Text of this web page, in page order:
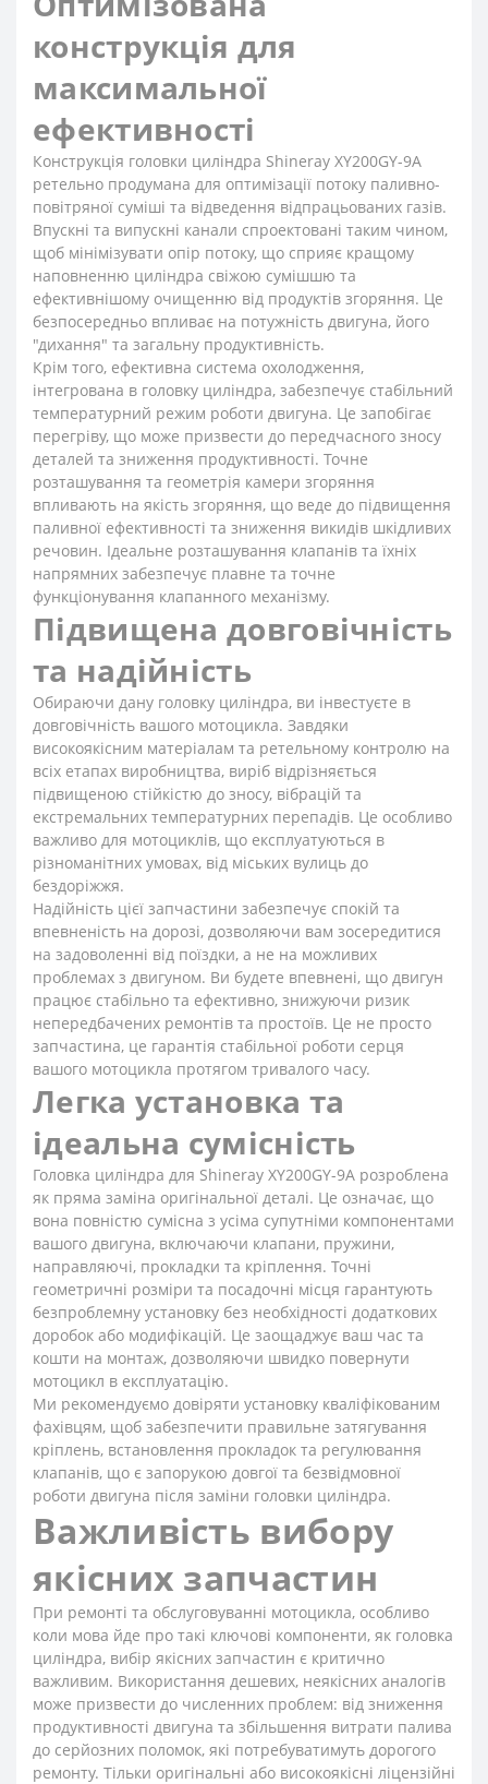
конструкція для
максимальної
ефективності
Конструкція головки циліндра Shineray XY200GY-9A
ретельно продумана для оптимізації потоку паливно-
повітряної суміші та відведення відпрацьованих газів.
Впускні та випускні канали спроектовані таким чином,
щоб мінімізувати опір потоку, що сприяє кращому
наповненню циліндра свіжою сумішшю та
ефективнішому очищенню від продуктів згоряння. Це
безпосередньо впливає на потужність двигуна, його
"дихання" та загальну продуктивність.
Крім того, ефективна система охолодження,
інтегрована в головку циліндра, забезпечує стабільний
температурний режим роботи двигуна. Це запобігає
перегріву, що може призвести до передчасного зносу
деталей та зниження продуктивності. Точне
розташування та геометрія камери згоряння
впливають на якість згоряння, що веде до підвищення
паливної ефективності та зниження викидів шкідливих
речовин. Ідеальне розташування клапанів та їхніх
напрямних забезпечує плавне та точне
функціонування клапанного механізму.
Підвищена довговічність
та надійність
Обираючи дану головку циліндра, ви інвестуєте в
довговічність вашого мотоцикла. Завдяки
високоякісним матеріалам та ретельному контролю на
всіх етапах виробництва, виріб відрізняється
підвищеною стійкістю до зносу, вібрацій та
екстремальних температурних перепадів. Це особливо
важливо для мотоциклів, що експлуатуються в
різноманітних умовах, від міських вулиць до
бездоріжжя.
Надійність цієї запчастини забезпечує спокій та
впевненість на дорозі, дозволяючи вам зосередитися
на задоволенні від поїздки, а не на можливих
проблемах з двигуном. Ви будете впевнені, що двигун
працює стабільно та ефективно, знижуючи ризик
непередбачених ремонтів та простоїв. Це не просто
запчастина, це гарантія стабільної роботи серця
вашого мотоцикла протягом тривалого часу.
Легка установка та
ідеальна сумісність
Головка циліндра для Shineray XY200GY-9A розроблена
як пряма заміна оригінальної деталі. Це означає, що
вона повністю сумісна з усіма супутніми компонентами
вашого двигуна, включаючи клапани, пружини,
направляючі, прокладки та кріплення. Точні
геометричні розміри та посадочні місця гарантують
безпроблемну установку без необхідності додаткових
доробок або модифікацій. Це заощаджує ваш час та
кошти на монтаж, дозволяючи швидко повернути
мотоцикл в експлуатацію.
Ми рекомендуємо довіряти установку кваліфікованим
фахівцям, щоб забезпечити правильне затягування
кріплень, встановлення прокладок та регулювання
клапанів, що є запорукою довгої та безвідмовної
роботи двигуна після заміни головки циліндра.
Важливість вибору
якісних запчастин
При ремонті та обслуговуванні мотоцикла, особливо
коли мова йде про такі ключові компоненти, як головка
циліндра, вибір якісних запчастин є критично
важливим. Використання дешевих, неякісних аналогів
може призвести до численних проблем: від зниження
продуктивності двигуна та збільшення витрати палива
до серйозних поломок, які потребуватимуть дорогого
ремонту. Тільки оригінальні або високоякісні ліцензійні